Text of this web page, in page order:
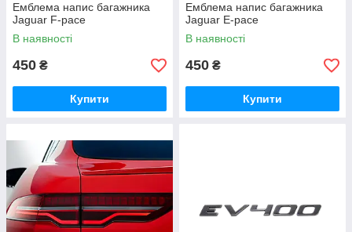
Емблема напис багажника
Jaguar F-pace
В наявності
450 ₴
Купити
Емблема напис багажника
Jaguar E-pace
В наявності
450 ₴
Купити